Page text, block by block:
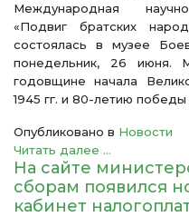
Международная
«Подвиг братских
состоялась в музее
понедельник, 26 июня.
годовщине начала
1945 гг. и 80-летию победы
Опубликовано в Новости
Читать далее ...
На сайте
сборам появился
кабинет